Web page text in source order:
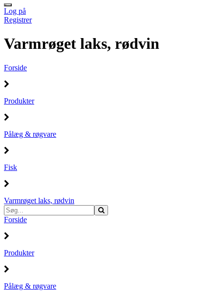
Log på
Registrer
Varmrøget laks, rødvin
Forside
Produkter
Pålæg & røgvare
Fisk
Varmrøget laks, rødvin
Forside
Produkter
Pålæg & røgvare